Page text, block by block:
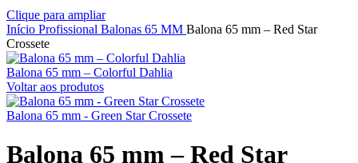
Clique para ampliar
Início Profissional Balonas 65 MM Balona 65 mm – Red Star
Crossete
Balona 65 mm – Colorful Dahlia
Voltar aos produtos
Balona 65 mm - Green Star Crossete
Balona 65 mm – Red Star